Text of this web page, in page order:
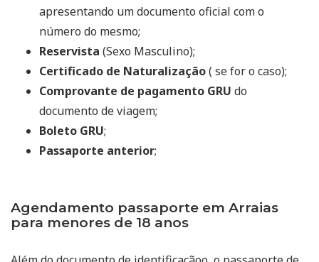
apresentando um documento oficial com o
número do mesmo;
Reservista (Sexo Masculino);
Certificado de Naturalização( se for o caso);
Comprovante de pagamento GRU do
documento de viagem;
Boleto GRU;
Passaporte anterior;
Agendamento passaporte em Arraias
para menores de 18 anos